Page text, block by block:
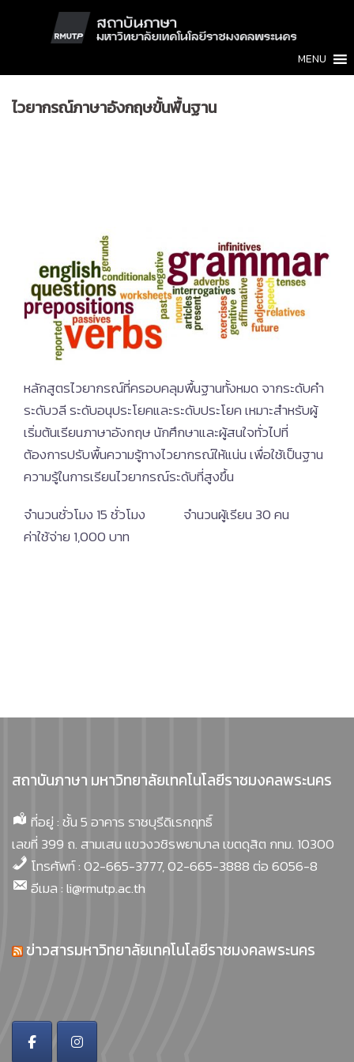
MENU
ไวยากรณ์ภาษาอังกฤษขั้นพื้นฐาน
หลักสูตรไวยากรณ์ที่ครอบคลุมพื้นฐานทั้งหมด จากระดับคำ
ระดับวลี ระดับอนุประโยคและระดับประโยค เหมาะสำหรับผู้
เริ่มต้นเรียนภาษาอังกฤษ นักศึกษาและผู้สนใจทั่วไปที่
ต้องการปรับพื้นความรู้ทางไวยากรณ์ให้แน่น เพื่อใช้เป็นฐาน
ความรู้ในการเรียนไวยากรณ์ระดับที่สูงขึ้น
จำนวนชั่วโมง 15 ชั่วโมง จำนวนผู้เรียน 30 คน
ค่าใช้จ่าย 1,000 บาท
สถาบันภาษา มหาวิทยาลัยเทคโนโลยีราชมงคลพระนคร
ที่อยู่ : ชั้น 5 อาคาร ราชบุรีดิเรกฤทธิ์
เลขที่ 399 ถ. สามเสน แขวงวชิรพยาบาล เขตดุสิต กทม. 10300
โทรศัพท์ : 02-665-3777, 02-665-3888 ต่อ 6056-8
อีเมล : li@rmutp.ac.th
ข่าวสารมหาวิทยาลัยเทคโนโลยีราชมงคลพระนคร